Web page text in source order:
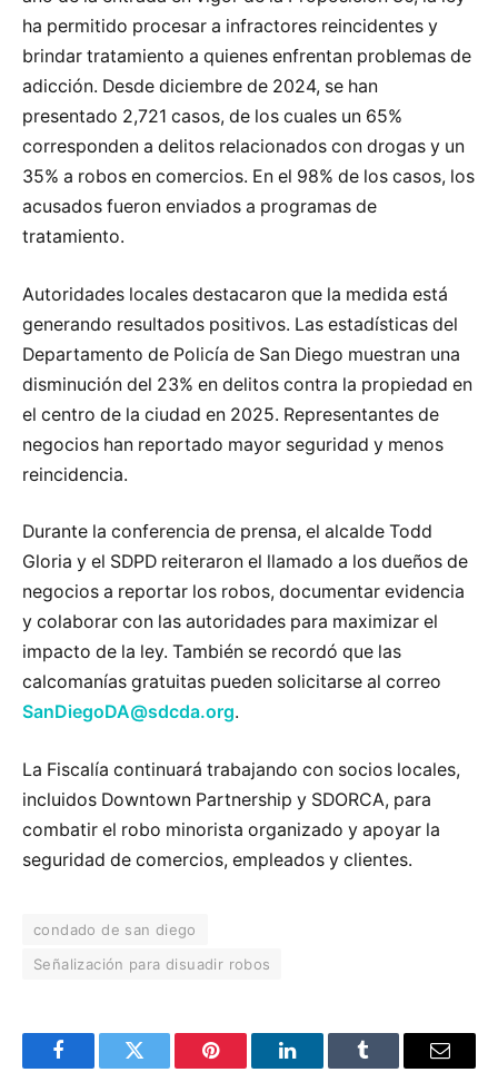
ha permitido procesar a infractores reincidentes y
brindar tratamiento a quienes enfrentan problemas de
adicción. Desde diciembre de 2024, se han
presentado 2,721 casos, de los cuales un 65%
corresponden a delitos relacionados con drogas y un
35% a robos en comercios. En el 98% de los casos, los
acusados fueron enviados a programas de
tratamiento.
Autoridades locales destacaron que la medida está
generando resultados positivos. Las estadísticas del
Departamento de Policía de San Diego muestran una
disminución del 23% en delitos contra la propiedad en
el centro de la ciudad en 2025. Representantes de
negocios han reportado mayor seguridad y menos
reincidencia.
Durante la conferencia de prensa, el alcalde Todd
Gloria y el SDPD reiteraron el llamado a los dueños de
negocios a reportar los robos, documentar evidencia
y colaborar con las autoridades para maximizar el
impacto de la ley. También se recordó que las
calcomanías gratuitas pueden solicitarse al correo
SanDiegoDA@sdcda.org.
La Fiscalía continuará trabajando con socios locales,
incluidos Downtown Partnership y SDORCA, para
combatir el robo minorista organizado y apoyar la
seguridad de comercios, empleados y clientes.
condado de san diego
Señalización para disuadir robos
FacebookTwitter Pinterest LinkedInTumblr Email